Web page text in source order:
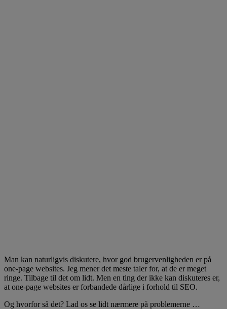
Man kan naturligvis diskutere, hvor god brugervenligheden er på
one-page websites. Jeg mener det meste taler for, at de er meget
ringe. Tilbage til det om lidt. Men en ting der ikke kan diskuteres er,
at one-page websites er forbandede dårlige i forhold til SEO.
Og hvorfor så det? Lad os se lidt nærmere på problemerne …